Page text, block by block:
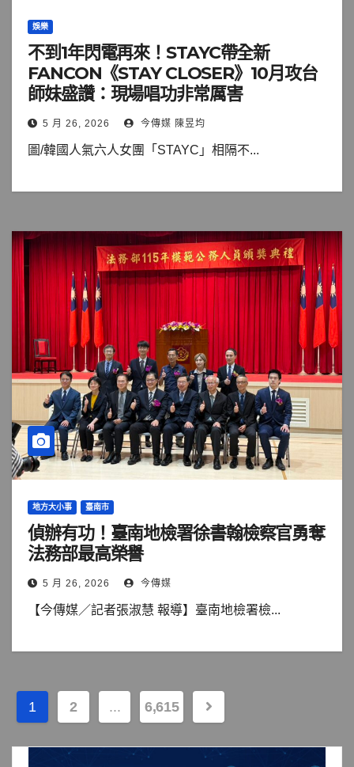
娛樂
不到1年閃電再來！STAYC帶全新
FANCON《STAY CLOSER》10月攻台
師妹盛讚：現場唱功非常厲害
5 月 26, 2026 今傳媒 陳昱均
圖/韓國人氣六人女團「STAYC」相隔不...
地方大小事 臺南市
偵辦有功！臺南地檢署徐書翰檢察官勇奪
法務部最高榮譽
5 月 26, 2026 今傳媒
【今傳媒／記者張淑慧 報導】臺南地檢署檢...
文
章
1 2 ... 6,615